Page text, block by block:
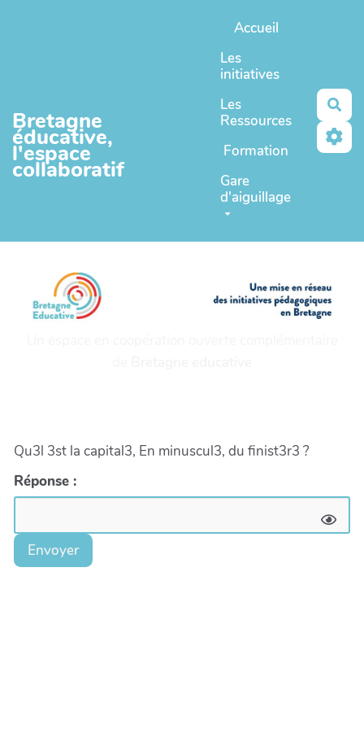
Bretagne
éducative,
l'espace
collaboratif
Accueil
Les
initiatives
Les
Ressources
Formation
Gare
d'aiguillage
Qu3l 3st la capital3, En minuscul3, du finist3r3 ?
Réponse :
Envoyer